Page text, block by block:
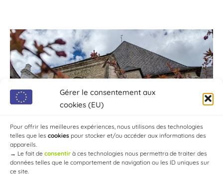
Gérer le consentement aux
cookies (EU)
Pour offrir les meilleures expériences, nous utilisons des technologies
telles que les cookies pour stocker et/ou accéder aux informations des
appareils.
→ Le fait de consentir à ces technologies nous permettra de traiter des
données telles que le comportement de navigation ou les ID uniques sur
ce site.